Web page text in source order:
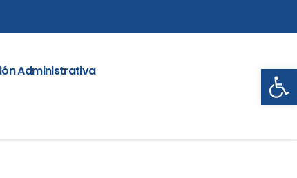
Administrativa